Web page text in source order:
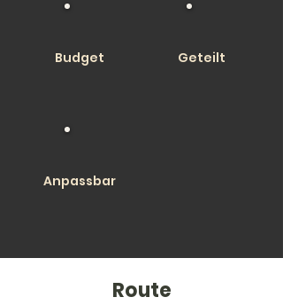
Budget Geteilt
Anpassbar
Route